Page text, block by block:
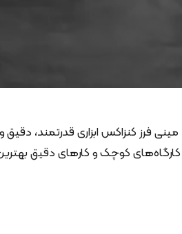
مینی فرز کنزاکس ابزاری قدرتمند،
کارگاه‌های کوچک و کارهای دقیق